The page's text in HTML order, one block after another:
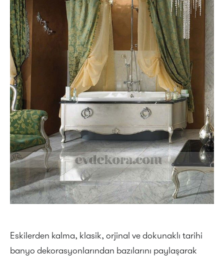
Eskilerden kalma, klasik, orjinal ve dokunaklı tarihi
banyo dekorasyonlarından bazılarını paylaşarak